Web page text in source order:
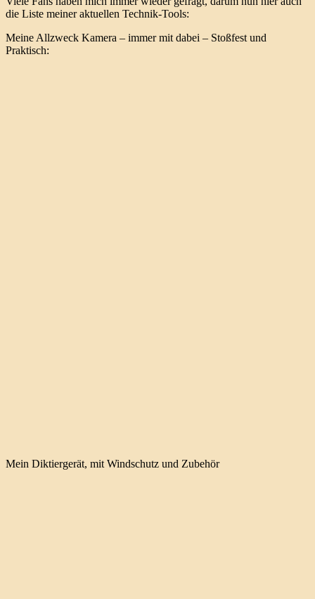
die Liste meiner aktuellen Technik-Tools:
Meine Allzweck Kamera – immer mit dabei – Stoßfest und
Praktisch:
Mein Diktiergerät, mit Windschutz und Zubehör